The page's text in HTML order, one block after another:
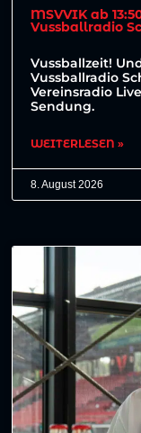
MSVVIK ab
Vussballradio
Vussballzeit!
Vussballradio
Vereinsradio
Sendung.
WEITERLESEN »
8. August 2026